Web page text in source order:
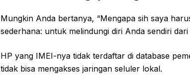
Mungkin Anda bertanya, “Mengapa sih saya
sederhana: untuk melindungi diri Anda sendiri
HP yang IMEI-nya tidak terdaftar di database
tidak bisa mengakses jaringan seluler lokal.